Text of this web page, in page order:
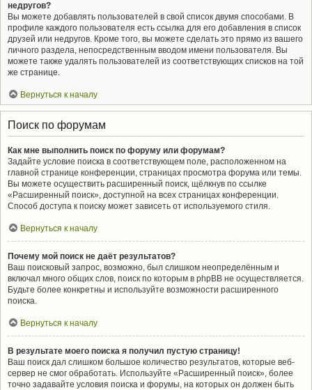
недругов?
Вы можете добавлять пользователей в свой список двумя способами. В
профиле каждого пользователя есть ссылка для его добавления в список
друзей или недругов. Кроме того, вы можете сделать это прямо из вашего
личного раздела, непосредственным вводом имени пользователя. Вы
можете также удалять пользователей из соответствующих списков на той
же странице.
Вернуться к началу
Поиск по форумам
Как мне выполнить поиск по форуму или форумам?
Задайте условие поиска в соответствующем поле, расположенном на
главной странице конференции, страницах просмотра форума или темы.
Вы можете осуществить расширенный поиск, щёлкнув по ссылке
«Расширенный поиск», доступной на всех страницах конференции.
Способ доступа к поиску может зависеть от используемого стиля.
Вернуться к началу
Почему мой поиск не даёт результатов?
Ваш поисковый запрос, возможно, был слишком неопределённым и
включал много общих слов, поиск по которым в phpBB не осуществляется.
Будьте более конкретны и используйте возможности расширенного
поиска.
Вернуться к началу
В результате моего поиска я получил пустую страницу!
Ваш поиск дал слишком большое количество результатов, которые веб-
сервер не смог обработать. Используйте «Расширенный поиск», более
точно задавайте условия поиска и форумы, на которых он должен быть